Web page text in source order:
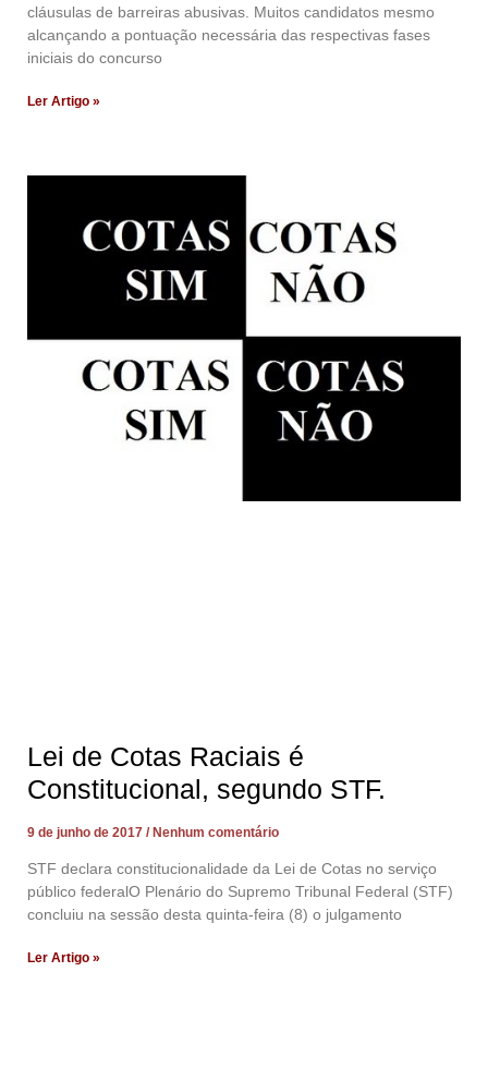
cláusulas de barreiras abusivas. Muitos candidatos mesmo
alcançando a pontuação necessária das respectivas fases
iniciais do concurso
Ler Artigo »
Lei de Cotas Raciais é
Constitucional, segundo STF.
9 de junho de 2017 Nenhum comentário
STF declara constitucionalidade da Lei de Cotas no serviço
público federalO Plenário do Supremo Tribunal Federal (STF)
concluiu na sessão desta quinta-feira (8) o julgamento
Ler Artigo »